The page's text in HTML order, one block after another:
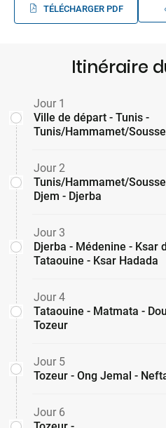
TÉLÉCHARGER PDF
Itinéraire
Jour 1
Ville de départ - Tunis -
Tunis/Hammamet/
Jour 2
Tunis/Hammamet/
Djem - Djerba
Jour 3
Djerba - Médenine - Ksar
Tataouine - Ksar Hadada
Jour 4
Tataouine - Matmata -
Tozeur
Jour 5
Tozeur - Ong Jemal -
Jour 6